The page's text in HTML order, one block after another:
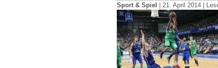
Sport & Spiel | 21. April 2014 |